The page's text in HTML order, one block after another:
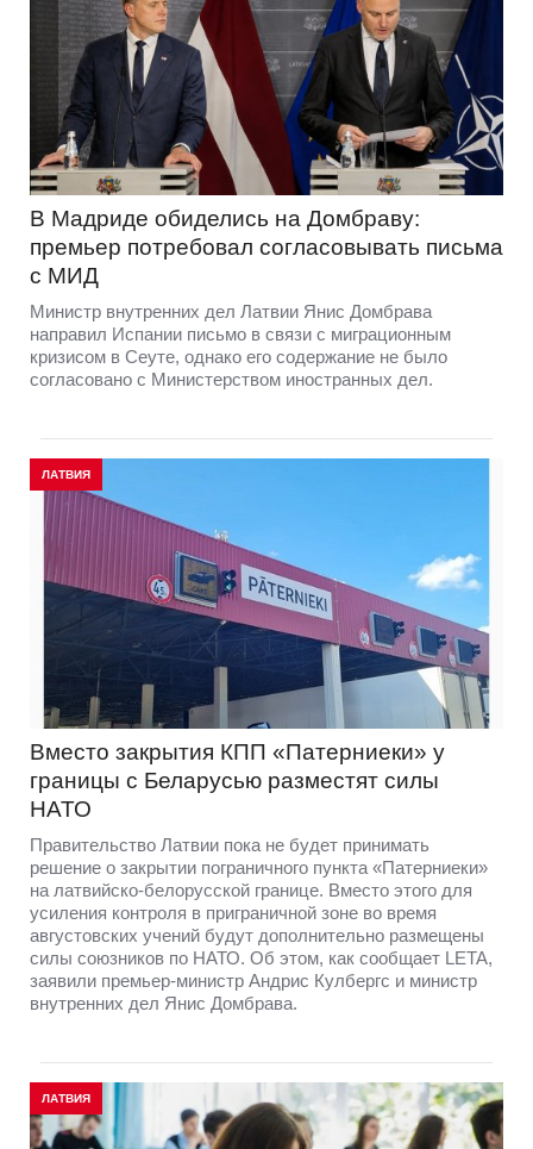
В Мадриде обиделись на Домбраву:
премьер потребовал согласовывать письма
с МИД
Министр внутренних дел Латвии Янис Домбрава
направил Испании письмо в связи с миграционным
кризисом в Сеуте, однако его содержание не было
согласовано с Министерством иностранных дел.
ЛАТВИЯ
Вместо закрытия КПП «Патерниеки» у
границы с Беларусью разместят силы
НАТО
Правительство Латвии пока не будет принимать
решение о закрытии пограничного пункта «Патерниеки»
на латвийско-белорусской границе. Вместо этого для
усиления контроля в приграничной зоне во время
августовских учений будут дополнительно размещены
силы союзников по НАТО. Об этом, как сообщает LETA,
заявили премьер-министр Андрис Кулбергс и министр
внутренних дел Янис Домбрава.
ЛАТВИЯ